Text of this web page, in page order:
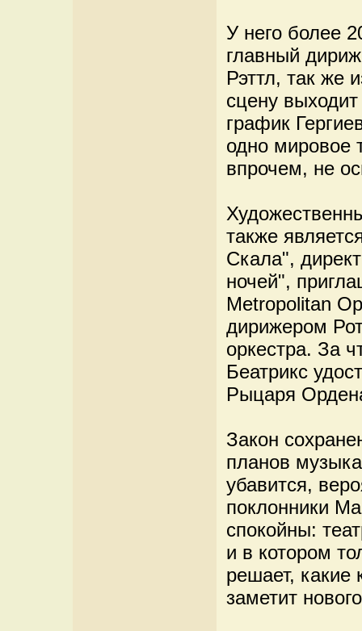
У него более
главный
Рэттл, так же
сцену
график
одно мировое
впрочем, не
также
Скала",
ночей",
Metropolitan
дирижером
оркестра. За
Беатрикс
Рыцаря
Закон
планов
убавится,
поклонники
спокойны:
и в котором
решает, какие
заметит